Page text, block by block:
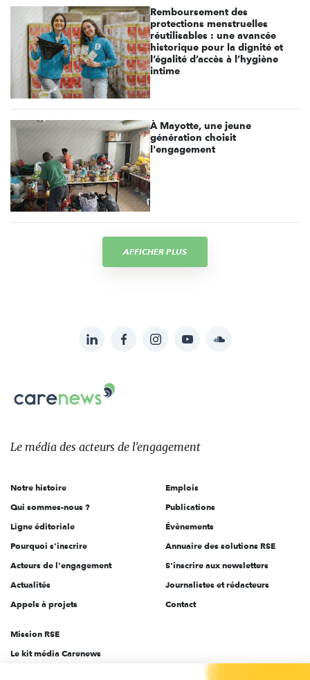
Remboursement des
protections menstruelles
réutilisables : une avancée
historique pour la dignité et
l’égalité d’accès à l’hygiène
intime
À Mayotte, une jeune
génération choisit
l'engagement
AFFICHER PLUS
sur:
LinkedInFacebookInstagramYouTubeSoundcloud
Carenews,
Le
des
l'engagement
Le média des acteurs de l'engagement
Notre histoire
Qui sommes-nous ?
Ligne éditoriale
Pourquoi s'inscrire
Acteurs de l'engagement
Actualités
Appels à projets
Emplois
Publications
Évènements
Annuaire des solutions RSE
S'inscrire aux newsletters
Journalistes et rédacteurs
Contact
Mission RSE
Le kit média Carenews